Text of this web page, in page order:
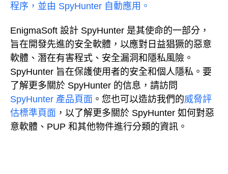
程序，並由 SpyHunter 自動應用。
EnigmaSoft 設計 SpyHunter 是其使命的一部分，
旨在開發先進的安全軟體，以應對日益猖獗的惡意
軟體、潛在有害程式、安全漏洞和隱私風險。
SpyHunter 旨在保護使用者的安全和個人隱私。要
了解更多關於 SpyHunter 的信息，請訪問
SpyHunter 產品頁面 。您也可以造訪我們的威脅評
估標準頁面 ，以了解更多關於 SpyHunter 如何對惡
意軟體、PUP 和其他物件進行分類的資訊。